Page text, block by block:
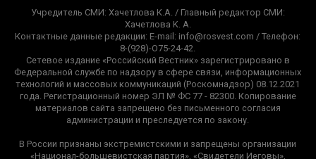
Учредитель СМИ: Хачетлова К.А. / Главный редактор СМИ:
Xaчeтлoвa K. A.
Контактные данные редакции: E-mail: info@rosvest.com / Телефон:
8-(928)-O75-24-42.
Сетевое издание «Российский Вестник» зарегистрировано в
Федеральной службе по надзору в сфере связи, информационных
технологий и массовых коммуникаций (Роскомнадзор) 08.12.2021
года. Регистрационный номер ЭЛ № ФС 77 - 82300. Копирование
материалов сайта запрещено без письменного согласия
администрации и преследуется по закону.
В России признаны экстремистскими и запрещены организации
«Национал-большевистская партия», «Свидетели Иеговы»,